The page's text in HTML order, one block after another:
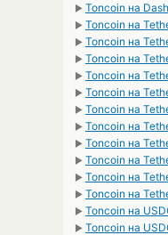
► Toncoin на
► Toncoin на
► Toncoin на
► Toncoin на
► Toncoin на
► Toncoin на
► Toncoin на
► Toncoin на
► Toncoin на
► Toncoin на
► Toncoin на
► Toncoin на
► Toncoin на
► Toncoin на